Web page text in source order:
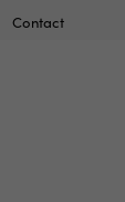
Contact